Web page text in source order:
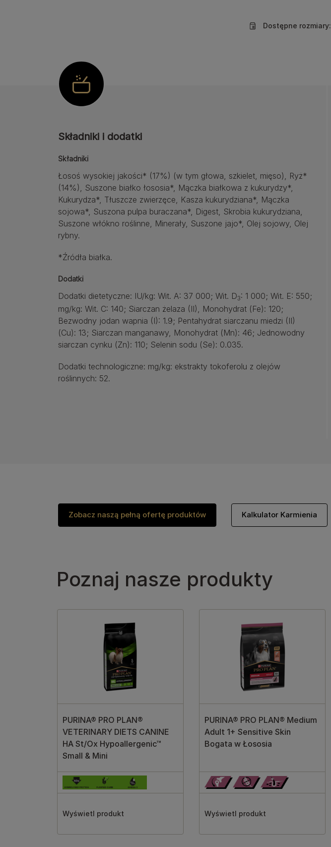
Dostępne rozmiary:
Składniki i dodatki
Składniki
Łosoś wysokiej jakości* (17%) (w tym głowa, szkielet, mięso), Ryż*
(14%), Suszone białko łososia*, Mączka białkowa z kukurydzy*,
Kukurydza*, Tłuszcze zwierzęce, Kasza kukurydziana*, Mączka
sojowa*, Suszona pulpa buraczana*, Digest, Skrobia kukurydziana,
Suszone włókno roślinne, Minerały, Suszone jajo*, Olej sojowy, Olej
rybny.
*Źródła białka.
Dodatki
Dodatki dietetyczne: IU/kg: Wit. A: 37 000; Wit. D3: 1 000; Wit. E: 550;
mg/kg: Wit. C: 140; Siarczan żelaza (II), Monohydrat (Fe): 120;
Bezwodny jodan wapnia (I): 1.9; Pentahydrat siarczanu miedzi (II)
(Cu): 13; Siarczan manganawy, Monohydrat (Mn): 46; Jednowodny
siarczan cynku (Zn): 110; Selenin sodu (Se): 0.035.
Dodatki technologiczne: mg/kg: ekstrakty tokoferolu z olejów
roślinnych: 52.
Zobacz naszą pełną ofertę produktów Kalkulator Karmienia
Poznaj nasze produkty
PURINA® PRO PLAN®
VETERINARY DIETS CANINE
HA St/Ox Hypoallergenic™
Small & Mini
Wyświetl produkt
PURINA® PRO PLAN® Medium
Adult 1+ Sensitive Skin
Bogata w Łososia
Wyświetl produkt